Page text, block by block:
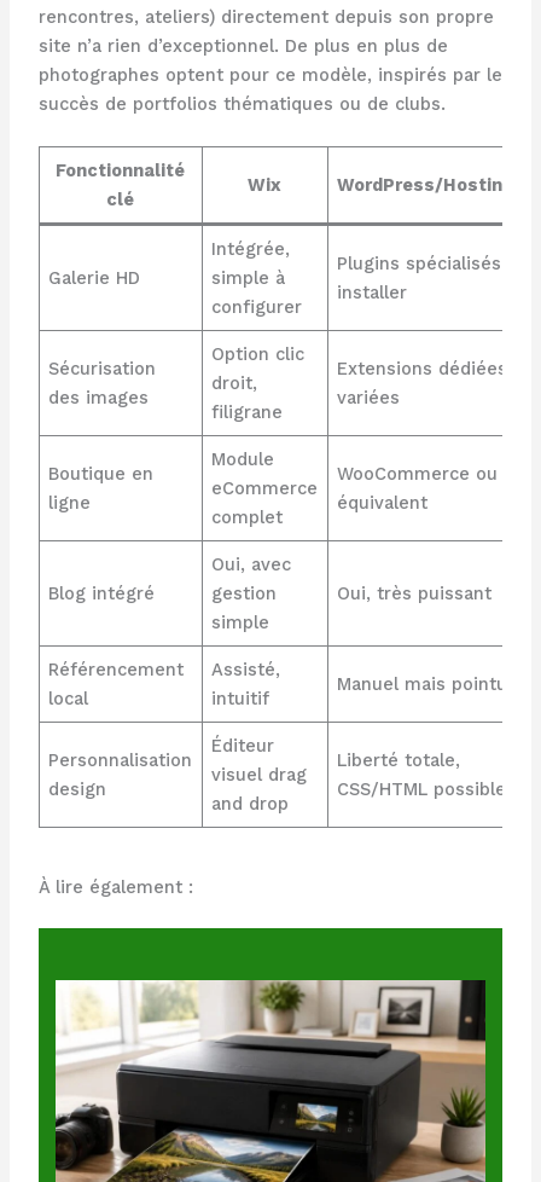
rencontres, ateliers) directement depuis son propre
site n’a rien d’exceptionnel. De plus en plus de
photographes optent pour ce modèle, inspirés par le
succès de portfolios thématiques ou de clubs.
Fonctionnalité
clé
Wix WordPress/Hostinger
Galerie HD
Intégrée,
simple à
configurer
Plugins spécialisés à
installer
Sécurisation
des images
Option clic
droit,
filigrane
Extensions dédiées
variées
Boutique en
ligne
Module
eCommerce
complet
WooCommerce ou
équivalent
Blog intégré
Oui, avec
gestion
simple
Oui, très puissant
Référencement
local
Assisté,
intuitif
Manuel mais pointu
Personnalisation
design
Éditeur
visuel drag
and drop
Liberté totale,
CSS/HTML possible
À lire également :